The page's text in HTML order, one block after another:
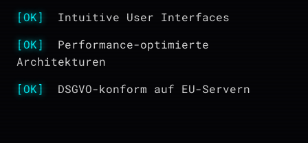
[OK]
Intuitive User Interfaces
[OK]
Performance-optimierte
Architekturen
[OK]
DSGVO-konform auf EU-Servern